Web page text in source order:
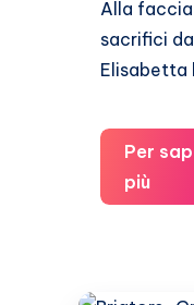
Alla faccia
sacrifici
Elisabetta
Per
piùUn
jet